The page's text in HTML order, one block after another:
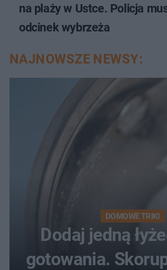
na plaży w Ustce. Policja
odcinek wybrzeża
NAJNOWSZE NEWSY:
DOMOWE TRIKI
Dodaj jedną
gotowania.